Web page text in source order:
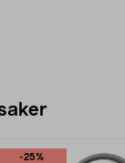
-25%